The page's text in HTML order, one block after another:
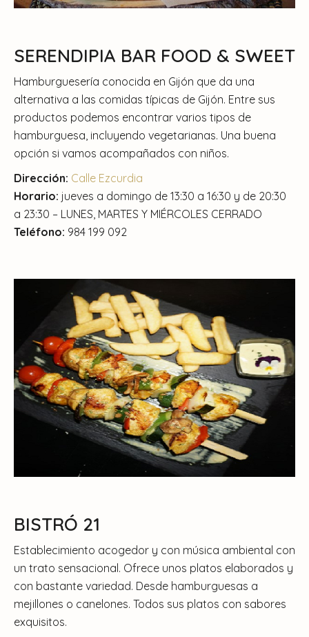
SERENDIPIA BAR FOOD & SWEET
Hamburguesería conocida en Gijón que da una
alternativa a las comidas típicas de Gijón. Entre sus
productos podemos encontrar varios tipos de
hamburguesa, incluyendo vegetarianas. Una buena
opción si vamos acompañados con niños.
Dirección: Calle Ezcurdia
Horario: jueves a domingo de 13:30 a 16:30 y de 20:30
a 23:30 – LUNES, MARTES Y MIÉRCOLES CERRADO
Teléfono: 984 199 092
BISTRÓ 21
Establecimiento acogedor y con música ambiental con
un trato sensacional. Ofrece unos platos elaborados y
con bastante variedad. Desde hamburguesas a
mejillones o canelones. Todos sus platos con sabores
exquisitos.